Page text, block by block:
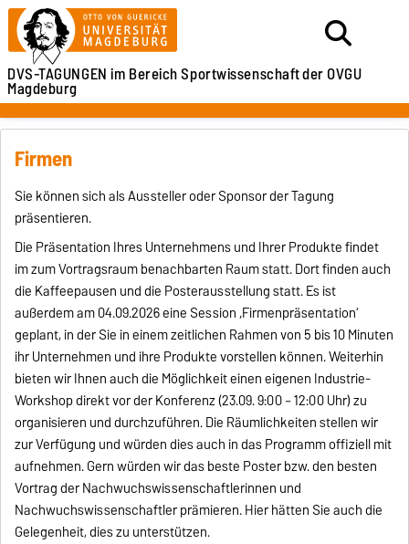
DVS-TAGUNGENim Bereich Sportwissenschaftder OVGU
Magdeburg
Firmen
Sie können sich als Aussteller oder Sponsor der Tagung
präsentieren.
Die Präsentation Ihres Unternehmens und Ihrer Produkte findet
im zum Vortragsraum benachbarten Raum statt. Dort finden auch
die Kaffeepausen und die Posterausstellung statt. Es ist
außerdem am 04.09.2026 eine Session ‚Firmenpräsentation‘
geplant, in der Sie in einem zeitlichen Rahmen von 5 bis 10 Minuten
ihr Unternehmen und ihre Produkte vorstellen können. Weiterhin
bieten wir Ihnen auch die Möglichkeit einen eigenen Industrie-
Workshop direkt vor der Konferenz (23.09. 9:00 – 12:00 Uhr) zu
organisieren und durchzuführen. Die Räumlichkeiten stellen wir
zur Verfügung und würden dies auch in das Programm offiziell mit
aufnehmen. Gern würden wir das beste Poster bzw. den besten
Vortrag der Nachwuchswissenschaftlerinnen und
Nachwuchswissenschaftler prämieren. Hier hätten Sie auch die
Gelegenheit, dies zu unterstützen.